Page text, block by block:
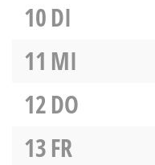
10DI
11 MI
12DO
13FR